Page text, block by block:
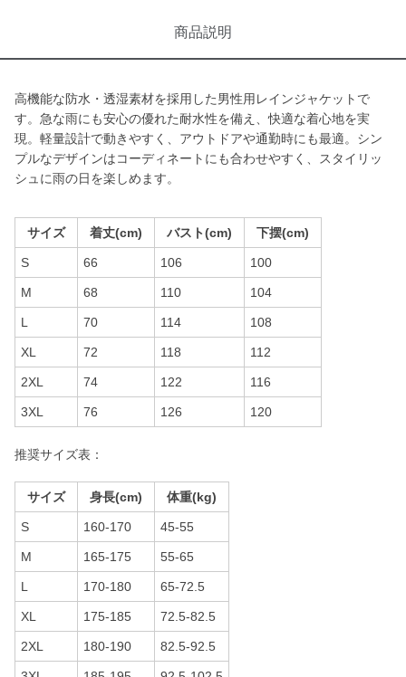
商品説明
高機能な防水・透湿素材を採用した男性用レインジャケットで
す。急な雨にも安心の優れた耐水性を備え、快適な着心地を実
現。軽量設計で動きやすく、アウトドアや通勤時にも最適。シン
プルなデザインはコーディネートにも合わせやすく、スタイリッ
シュに雨の日を楽しめます。
サイズ 着丈(cm) バスト(cm) 下摆(cm)
S 66 106 100
M 68 110 104
L 70 114 108
XL 72 118 112
2XL 74 122 116
3XL 76 126 120
推奨サイズ表：
サイズ 身長(cm) 体重(kg)
S 160-170 45-55
M 165-175 55-65
L 170-180 65-72.5
XL 175-185 72.5-82.5
2XL 180-190 82.5-92.5